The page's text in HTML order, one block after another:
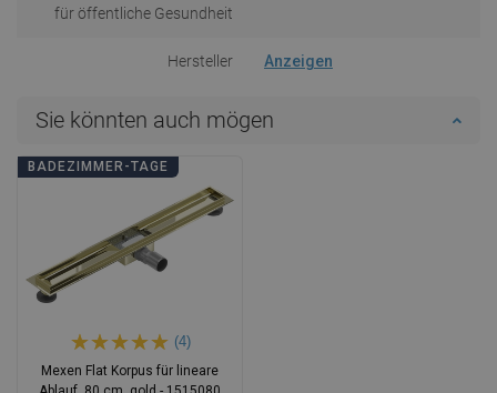
für öffentliche Gesundheit
Hersteller Anzeigen
Sie könnten auch mögen
BADEZIMMER-TAGE
(4)
Mexen Flat Korpus für lineare